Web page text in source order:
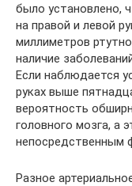
было установлено,
на правой и левой
миллиметров
наличие
Если наблюдается
руках выше
вероятность
головного мозга, а
непосредственным
Разное